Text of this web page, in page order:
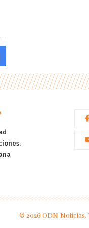
© 2026 ODN Noticias.